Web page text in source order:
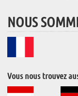
NOUS
Vous nous trouvez